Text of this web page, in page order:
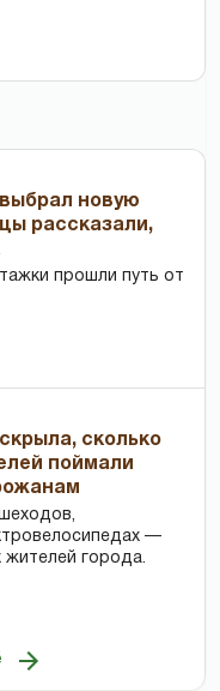
новую
рассказали,
прошли путь от
сколько
поймали
—
жителей города.